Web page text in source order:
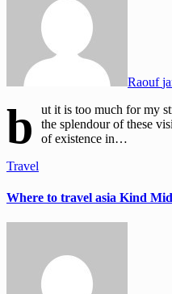
Raouf
b
ut it is too much for my
the splendour of these
of existence in…
Travel
Where to travel asia Kind